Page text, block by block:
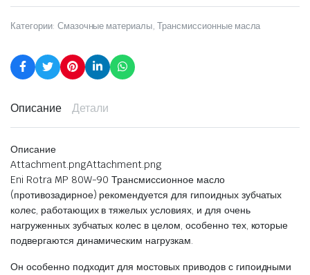
Категории: Смазочные материалы,Трансмиссионные масла
Описание Детали
Описание
Attachment.pngAttachment.png
Eni Rotra MP 80W-90 Трансмиссионное масло
(противозадирное) рекомендуется для гипоидных зубчатых
колес, работающих в тяжелых условиях, и для очень
нагруженных зубчатых колес в целом, особенно тех, которые
подвергаются динамическим нагрузкам.
Он особенно подходит для мостовых приводов с гипоидными